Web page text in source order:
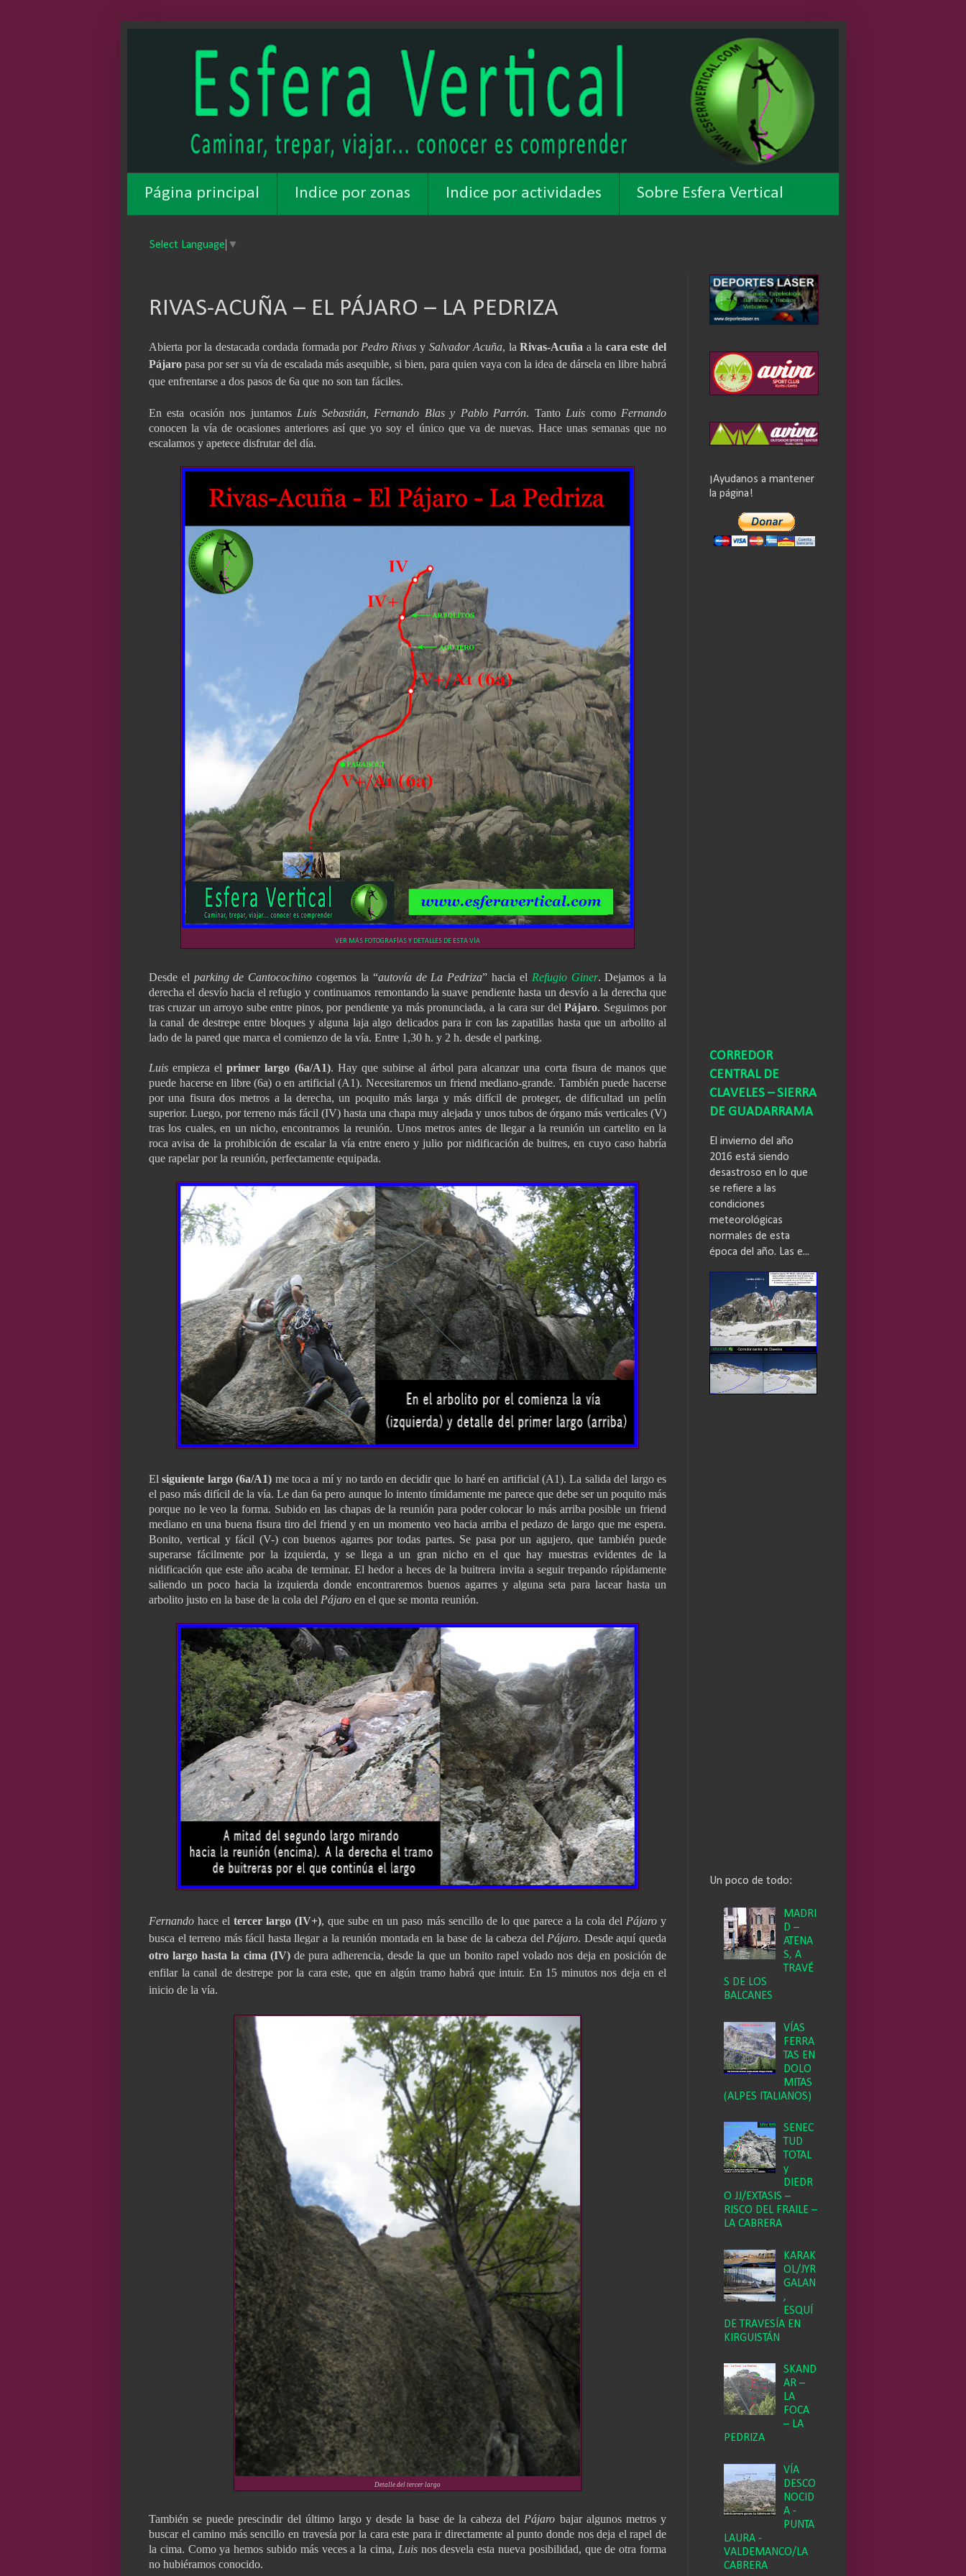
Página principal Indice por zonas Indice por actividades Sobre Esfera Vertical
Select Language ▼
RIVAS-ACUÑA – EL PÁJARO – LA PEDRIZA
Abierta por la destacada cordada formada por Pedro Rivas y Salvador Acuña, laRivas-Acuña a la cara este del
Pájaro pasa por ser su vía de escalada más asequible, si bien, para quien vaya con la idea de dársela en libre habrá
que enfrentarse a dos pasos de 6a que no son tan fáciles.
En esta ocasión nos juntamos Luis Sebastián, Fernando Blas y Pablo Parrón. Tanto Luis como Fernando
conocen la vía de ocasiones anteriores así que yo soy el único que va de nuevas. Hace unas semanas que no
escalamos y apetece disfrutar del día.
VER MÁS FOTOGRAFÍAS Y DETALLES DE ESTA VÍA
Desde el parking de Cantocochino cogemos la “autovía de La Pedriza” hacia el Refugio Giner. Dejamos a la
derecha el desvío hacia el refugio y continuamos remontando la suave pendiente hasta un desvío a la derecha que
tras cruzar un arroyo sube entre pinos, por pendiente ya más pronunciada, a la cara sur delPájaro. Seguimos por
la canal de destrepe entre bloques y alguna laja algo delicados para ir con las zapatillas hasta que un arbolito al
lado de la pared que marca el comienzo de la vía. Entre 1,30 h. y 2 h. desde el parking.
Luisempieza elprimer largo (6a/A1). Hay que subirse al árbol para alcanzar una corta fisura de manos que
puede hacerse en libre (6a) o en artificial (A1). Necesitaremos un friend mediano-grande. También puede hacerse
por una fisura dos metros a la derecha, un poquito más larga y más difícil de proteger, de dificultad un pelín
superior. Luego, por terreno más fácil (IV) hasta una chapa muy alejada y unos tubos de órgano más verticales (V)
tras los cuales, en un nicho, encontramos la reunión. Unos metros antes de llegar a la reunión un cartelito en la
roca avisa de la prohibición de escalar la vía entre enero y julio por nidificación de buitres, en cuyo caso habría
que rapelar por la reunión, perfectamente equipada.
Elsiguiente largo (6a/A1) me toca a mí y no tardo en decidir que lo haré en artificial (A1). La salida del largo es
el paso más difícil de la vía. Le dan 6a pero aunque lo intento tímidamente me parece que debe ser un poquito más
porque no le veo la forma. Subido en las chapas de la reunión para poder colocar lo más arriba posible un friend
mediano en una buena fisura tiro del friend y en un momento veo hacia arriba el pedazo de largo que me espera.
Bonito, vertical y fácil (V-) con buenos agarres por todas partes. Se pasa por un agujero, que también puede
superarse fácilmente por la izquierda, y se llega a un gran nicho en el que hay muestras evidentes de la
nidificación que este año acaba de terminar. El hedor a heces de la buitrera invita a seguir trepando rápidamente
saliendo un poco hacia la izquierda donde encontraremos buenos agarres y alguna seta para lacear hasta un
arbolito justo en la base de la cola del Pájaro en el que se monta reunión.
Fernandohace eltercer largo (IV+), que sube en un paso más sencillo de lo que parece a la cola del Pájaroy
busca el terreno más fácil hasta llegar a la reunión montada en la base de la cabeza del Pájaro. Desde aquí queda
otro largo hasta la cima (IV)de pura adherencia, desde la que un bonito rapel volado nos deja en posición de
enfilar la canal de destrepe por la cara este, que en algún tramo habrá que intuir. En 15 minutos nos deja en el
inicio de la vía.
Detalle del tercer largo
También se puede prescindir del último largo y desde la base de la cabeza del Pájaro bajar algunos metros y
buscar el camino más sencillo en travesía por la cara este para ir directamente al punto donde nos deja el rapel de
la cima. Como ya hemos subido más veces a la cima, Luis nos desvela esta nueva posibilidad, que de otra forma
no hubiéramos conocido.
¡Ayudanos a mantener
la página!
CORREDOR
CENTRAL DE
CLAVELES – SIERRA
DE GUADARRAMA
El invierno del año
2016 está siendo
desastroso en lo que
se refiere a las
condiciones
meteorológicas
normales de esta
época del año. Las e...
Un poco de todo:
MADRI
D –
ATENA
S, A
TRAVÉ
S DE LOS
BALCANES
VÍAS
FERRA
TAS EN
DOLO
MITAS
(ALPES ITALIANOS)
SENEC
TUD
TOTAL
y
DIEDR
O JJ/EXTASIS –
RISCO DEL FRAILE –
LA CABRERA
KARAK
OL/JYR
GALAN
,
ESQUÍ
DE TRAVESÍA EN
KIRGUISTÁN
SKAND
AR –
LA
FOCA
– LA
PEDRIZA
VÍA
DESCO
NOCID
A -
PUNTA
LAURA -
VALDEMANCO/LA
CABRERA